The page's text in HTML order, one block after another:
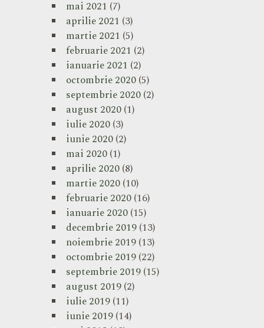
mai 2021 (7)
aprilie 2021 (3)
martie 2021 (5)
februarie 2021 (2)
ianuarie 2021 (2)
octombrie 2020(5)
septembrie 2020(2)
august 2020(1)
iulie 2020(3)
iunie 2020(2)
mai 2020(1)
aprilie 2020(8)
martie 2020(10)
februarie 2020(16)
ianuarie 2020(15)
decembrie 2019(13)
noiembrie 2019(13)
octombrie 2019(22)
septembrie 2019(15)
august 2019(2)
iulie 2019(11)
iunie 2019(14)